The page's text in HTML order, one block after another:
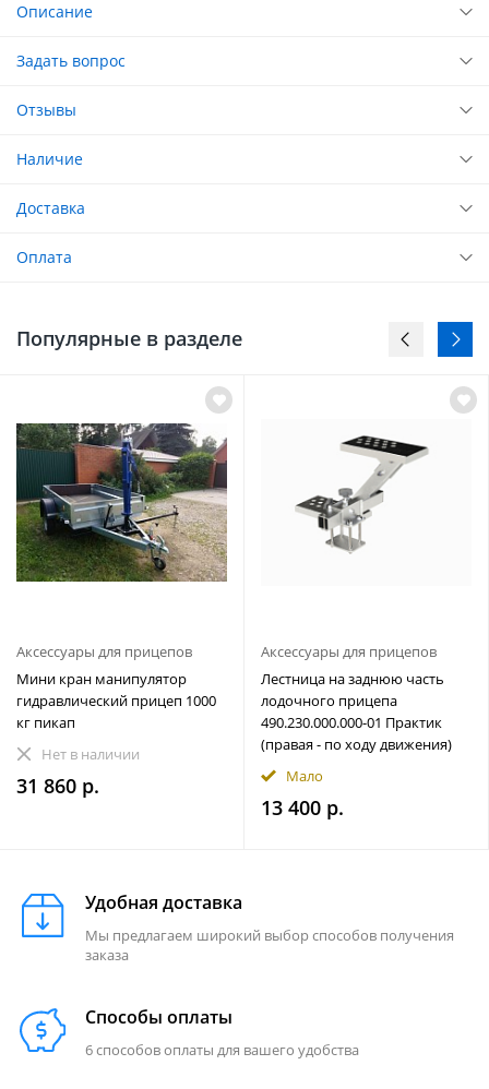
Описание
Задать вопрос
Отзывы
Наличие
Доставка
Оплата
Популярные в разделе
Аксессуары для прицепов
Мини кран манипулятор
гидравлический прицеп 1000
кг пикап
Нет в наличии
31 860 р.
Аксессуары для прицепов
Лестница на заднюю часть
лодочного прицепа
490.230.000.000-01 Практик
(правая - по ходу движения)
Мало
13 400 р.
Удобная доставка
Мы предлагаем широкий выбор способов получения
заказа
Способы оплаты
6 способов оплаты для вашего удобства